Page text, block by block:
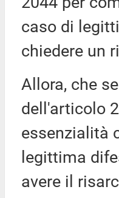
caso di
chiedere un
Allora, che
dell'articolo
essenzialità
legittima
avere il